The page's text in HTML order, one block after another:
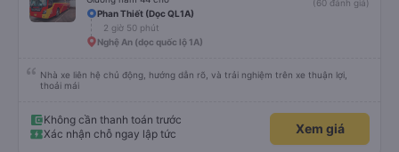
(60 đánh giá)
Phan Thiết (Dọc QL1A)
2 giờ 50 phút
Nghệ An (dọc quốc lộ 1A)
Nhà xe liên hệ chủ động, hướng dẫn rõ, và trải nghiệm trên xe thuận lợi,
thoải mái
Không cần thanh toán trước
Xác nhận chỗ ngay lập tức
Xem giá